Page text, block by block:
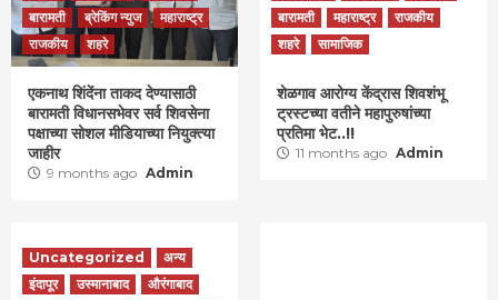
बारामती
ब्रेकिंग न्युज
महाराष्ट्र
राजकीय
शहरे
एकनाथ शिंदेंना ताकद देण्यासाठी
बारामती विधानसभेवर सर्व शिवसेना
पक्षाच्या सोशल मीडियाच्या नियुक्त्या
जाहीर
9 months ago Admin
बारामती
महाराष्ट्र
राजकीय
शहरे
सामाजिक
शेळगाव आरोग्य केंद्रास शिवशंभू
ट्रस्टच्या वतीने महापुरुषांच्या
प्रतिमा भेट..!!
11 months ago Admin
Uncategorized
अन्य
इंदापूर
उस्मानाबाद
औरंगाबाद